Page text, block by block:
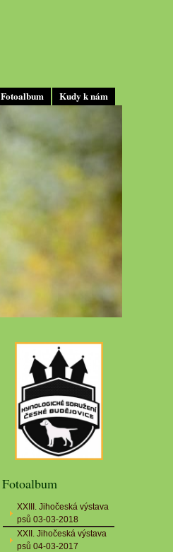
Fotoalbum Kudy k nám
Fotoalbum
XXIII. Jihočeská výstava
psů 03-03-2018
XXII. Jihočeská výstava
psů 04-03-2017